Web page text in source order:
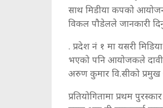
साथ मिडीया कपको
विकल पौडेलले जानकारी
. प्रदेश नं १ मा यसरी
भएको पनि आयोजकले दावी
अरुण कुमार वि.सीको
प्रतियोगितामा प्रथम